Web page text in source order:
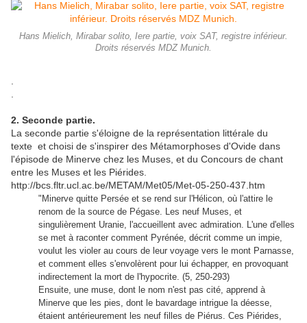
Hans Mielich, Mirabar solito, Iere partie, voix SAT, registre inférieur.
Droits réservés MDZ Munich.
2. Seconde partie.
La seconde partie s'éloigne de la représentation littérale du
texte et choisi de s'inspirer des Métamorphoses d'Ovide dans
l'épisode de Minerve chez les Muses, et du Concours de chant
entre les Muses et les Piérides.
http://bcs.fltr.ucl.ac.be/METAM/Met05/Met-05-250-437.htm
"Minerve quitte Persée et se rend sur l'Hélicon, où l'attire le
renom de la source de Pégase. Les neuf Muses, et
singulièrement Uranie, l'accueillent avec admiration. L'une d'elles
se met à raconter comment Pyrénée, décrit comme un impie,
voulut les violer au cours de leur voyage vers le mont Parnasse,
et comment elles s'envolèrent pour lui échapper, en provoquant
indirectement la mort de l'hypocrite. (5, 250-293)
Ensuite, une muse, dont le nom n'est pas cité, apprend à
Minerve que les pies, dont le bavardage intrigue la déesse,
étaient antérieurement les neuf filles de Piérus. Ces Piérides,